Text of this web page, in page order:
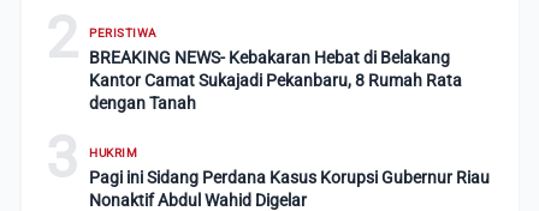
2 PERISTIWA
BREAKING NEWS- Kebakaran Hebat di Belakang
Kantor Camat Sukajadi Pekanbaru, 8 Rumah Rata
dengan Tanah
3 HUKRIM
Pagi ini Sidang Perdana Kasus Korupsi Gubernur Riau
Nonaktif Abdul Wahid Digelar